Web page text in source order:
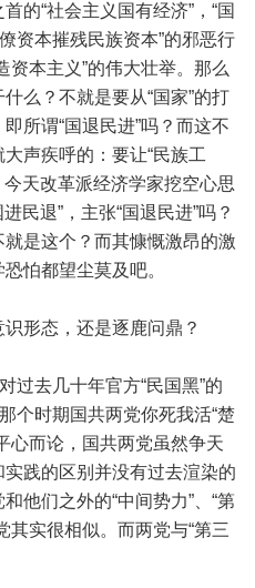
的“社会主义国有经济”，“国
资本摧残民族资本”的邪恶行
资本主义”的伟大壮举。那么
么？不就是要从“国家”的打
所谓“国退民进”吗？而这不
声疾呼的：要让“民族工
今天改革派经济学家挖空心思
民退”，主张“国退民进”吗？
就是这个？而其慷慨激昂的激
怕都望尘莫及吧。
形态，还是逐鹿问鼎？
去几十年官方“民国黑”的
个时期国共两党你死我活“楚
心而论，国共两党虽然争天
践的区别并没有过去渲染的
他们之外的“中间势力”、“第
其实很相似。而两党与“第三